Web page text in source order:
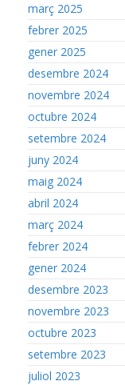
març 2025
febrer 2025
gener 2025
desembre 2024
novembre 2024
octubre 2024
setembre 2024
juny 2024
maig 2024
abril 2024
març 2024
febrer 2024
gener 2024
desembre 2023
novembre 2023
octubre 2023
setembre 2023
juliol 2023